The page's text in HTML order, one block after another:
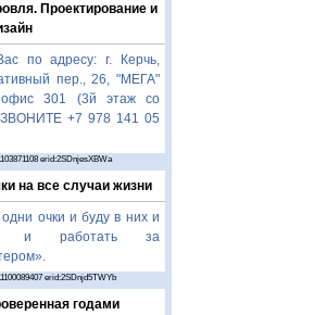
Проектирование и
по адресу: г. Керчь,
пер., 26, "МЕГА"
офис 301 (3й этаж со
+7 978 141 05
erid:2SDnjesXBWa
на все случаи жизни
очки и буду в них и
и работать за
erid:2SDnjd5TWYb
годами